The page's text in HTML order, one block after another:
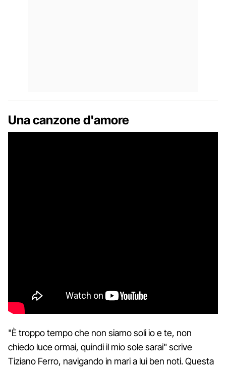
Una canzone d'amore
"È troppo tempo che non siamo soli io e te, non
chiedo luce ormai, quindi il mio sole sarai" scrive
Tiziano Ferro, navigando in mari a lui ben noti. Questa